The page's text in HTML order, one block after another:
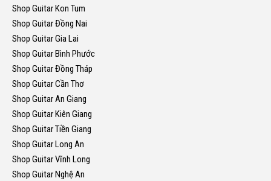
Shop Guitar Kon Tum
Shop Guitar Đồng Nai
Shop Guitar Gia Lai
Shop Guitar Bình Phước
Shop Guitar Đồng Tháp
Shop Guitar Cần Thơ
Shop Guitar An Giang
Shop Guitar Kiên Giang
Shop Guitar Tiền Giang
Shop Guitar Long An
Shop Guitar Vĩnh Long
Shop Guitar Nghệ An